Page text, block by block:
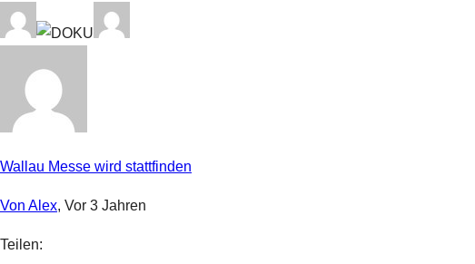
Wallau Messe wird stattfinden
Von Alex, Vor 3 Jahren
Teilen: